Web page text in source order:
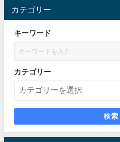
カテゴリー
キーワード
カテゴリー
検索